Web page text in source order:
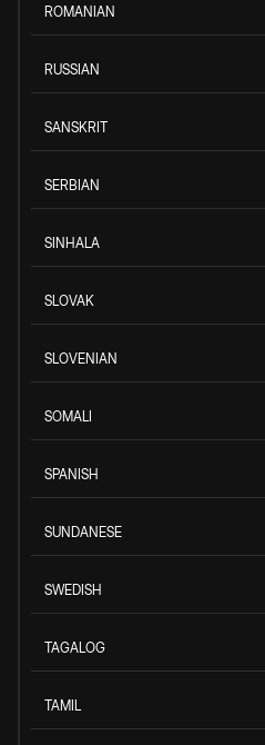
ROMANIAN
RUSSIAN
SANSKRIT
SERBIAN
SINHALA
SLOVAK
SLOVENIAN
SOMALI
SPANISH
SUNDANESE
SWEDISH
TAGALOG
TAMIL